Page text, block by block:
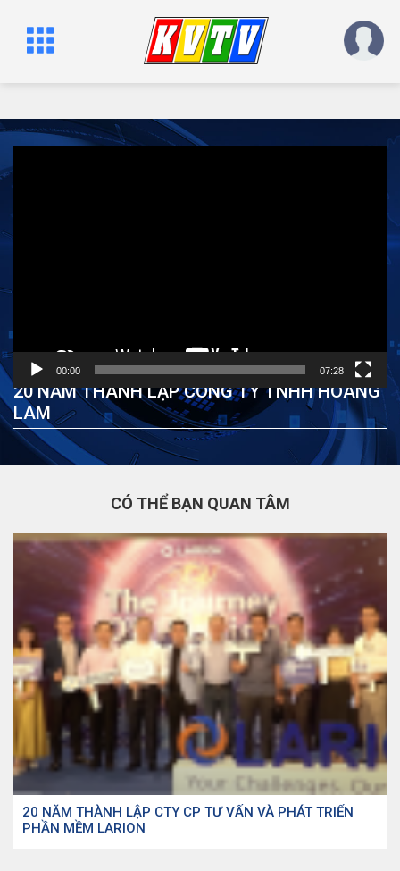
chơi
Video
00:00 07:28
20 NĂM THÀNH LẬP CÔNG TY TNHH HOÀNG
LAM
CÓ THỂ BẠN QUAN TÂM
20 NĂM THÀNH LẬP CTY CP TƯ VẤN VÀ PHÁT TRIỂN
PHẦN MỀM LARION